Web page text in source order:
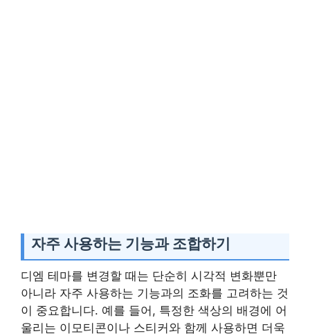
자주 사용하는 기능과 조합하기
디엠 테마를 변경할 때는 단순히 시각적 변화뿐만
아니라 자주 사용하는 기능과의 조화를 고려하는 것
이 중요합니다. 예를 들어, 특정한 색상의 배경에 어
울리는 이모티콘이나 스티커와 함께 사용하면 더욱